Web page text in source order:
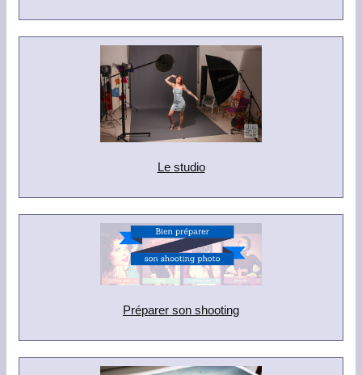
Le studio
Préparer son shooting